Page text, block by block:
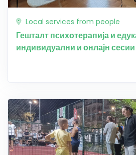
Local services from people
Гешталт психотерапија и
индивидуални и онлајн сесии